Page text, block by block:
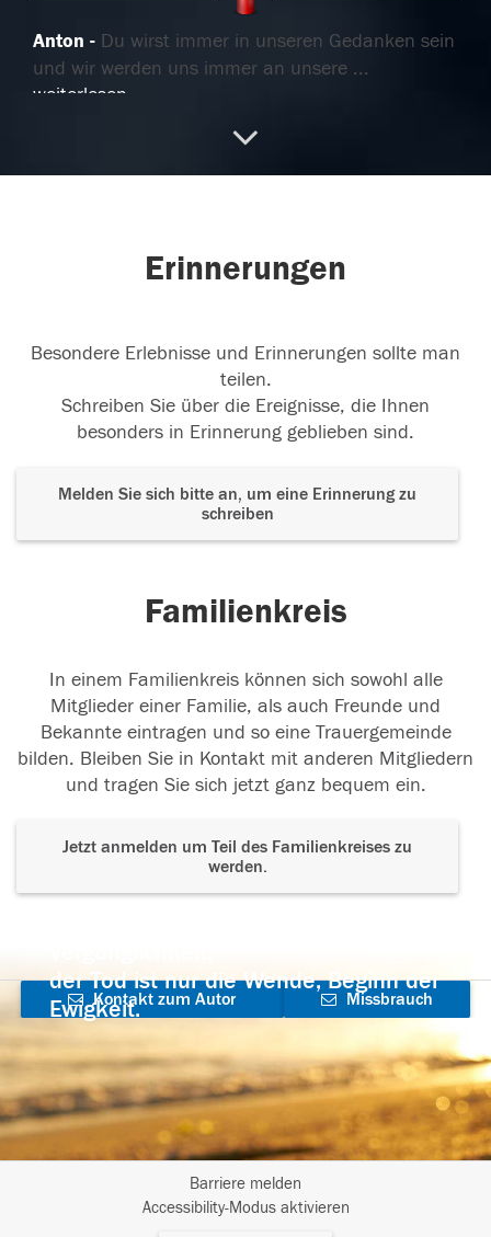
Anton
Du wirst immer in unseren Gedanken sein
und wir werden uns immer an unsere ...
weiterlesen
Erinnerungen
Besondere Erlebnisse und Erinnerungen sollte man
teilen.
Schreiben Sie über die Ereignisse, die Ihnen
besonders in Erinnerung geblieben sind.
Melden Sie sich bitte an, um eine Erinnerung zu
schreiben
Familienkreis
In einem Familienkreis können sich sowohl alle
Mitglieder einer Familie, als auch Freunde und
Bekannte eintragen und so eine Trauergemeinde
bilden. Bleiben Sie in Kontakt mit anderen Mitgliedern
und tragen Sie sich jetzt ganz bequem ein.
Jetzt anmelden um Teil des Familienkreises zu
werden.
der Tod ist nur die Wende, Beginn der
Ewigkeit.
Kontakt zum Autor
aufnehmen
Missbrauch
Barriere melden
Accessibility-Modus aktivieren